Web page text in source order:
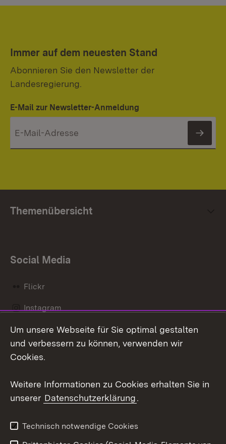
Immer auf dem neuesten Stand
Abonnieren Sie den Newsletter der
Landesregierung.
E-Mail zur Newsletter-Anmeldung
Themenübersicht
Social Media
Flickr
Instagram
Social Wall
Barrierefreiheit
Benutzungshinweise
Um unsere Webseite für Sie optimal gestalten
und verbessern zu können, verwenden wir
Cookies.
Weitere Informationen zu Cookies erhalten Sie in
unserer Datenschutzerklärung.
Technisch notwendige Cookies